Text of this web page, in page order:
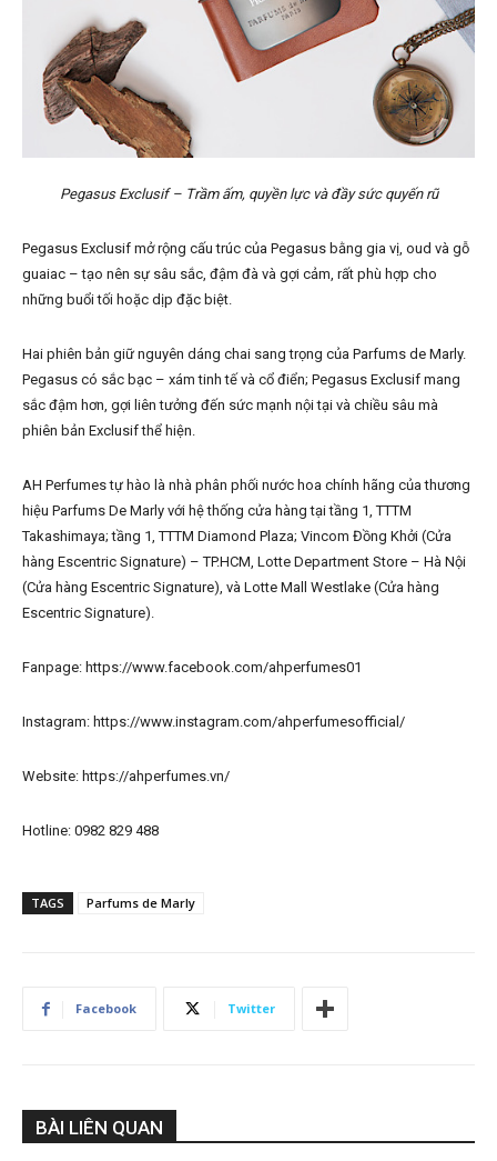
Pegasus Exclusif – Trầm ấm, quyền lực và đầy sức quyến rũ
Pegasus Exclusif mở rộng cấu trúc của Pegasus bằng gia vị, oud và gỗ
guaiac – tạo nên sự sâu sắc, đậm đà và gợi cảm, rất phù hợp cho
những buổi tối hoặc dịp đặc biệt.
Hai phiên bản giữ nguyên dáng chai sang trọng của Parfums de Marly.
Pegasus có sắc bạc – xám tinh tế và cổ điển; Pegasus Exclusif mang
sắc đậm hơn, gợi liên tưởng đến sức mạnh nội tại và chiều sâu mà
phiên bản Exclusif thể hiện.
AH Perfumes tự hào là nhà phân phối nước hoa chính hãng của thương
hiệu Parfums De Marly với hệ thống cửa hàng tại tầng 1, TTTM
Takashimaya; tầng 1, TTTM Diamond Plaza; Vincom Đồng Khởi (Cửa
hàng Escentric Signature) – TP.HCM, Lotte Department Store – Hà Nội
(Cửa hàng Escentric Signature), và Lotte Mall Westlake (Cửa hàng
Escentric Signature).
Fanpage: https://www.facebook.com/ahperfumes01
Instagram: https://www.instagram.com/ahperfumesofficial/
Website: https://ahperfumes.vn/
Hotline: 0982 829 488
TAGS Parfums de Marly
Facebook Twitter
BÀI LIÊN QUAN